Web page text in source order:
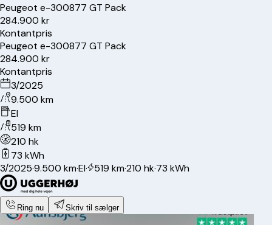
Peugeot e-300877 GT Pack
284.900 kr
Kontantpris
Peugeot e-300877 GT Pack
284.900 kr
Kontantpris
3/2025
9.500 km
El
519 km
210 hk
73 kWh
3/2025·9.500 km·El· 519 km·210 hk·73 kWh
Ring nu Skriv til sælger